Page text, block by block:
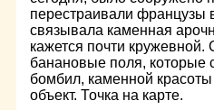
перестраивали французы
связывала каменная
кажется почти
банановые поля, которые
бомбил, каменной
объект. Точка на карте.